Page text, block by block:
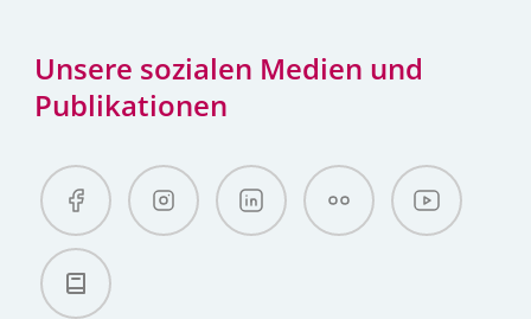
Unsere sozialen Medien und
Publikationen